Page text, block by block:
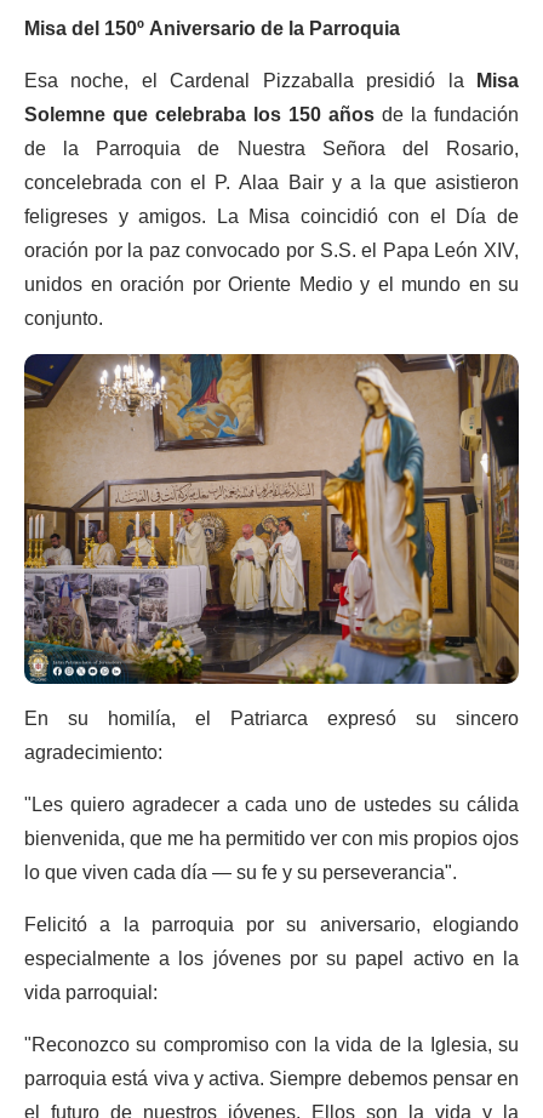
Misa del 150º Aniversario de la Parroquia
Esa noche, el Cardenal Pizzaballa presidió la Misa
Solemne que celebraba los 150 añosde la fundación
de la Parroquia de Nuestra Señora del Rosario,
concelebrada con el P. Alaa Bair y a la que asistieron
feligreses y amigos. La Misa coincidió con el Día de
oración por la paz convocado por S.S. el Papa León XIV,
unidos en oración por Oriente Medio y el mundo en su
conjunto.
En su homilía, el Patriarca expresó su sincero
agradecimiento:
"Les quiero agradecer a cada uno de ustedes su cálida
bienvenida, que me ha permitido ver con mis propios ojos
lo que viven cada día — su fe y su perseverancia".
Felicitó a la parroquia por su aniversario, elogiando
especialmente a los jóvenes por su papel activo en la
vida parroquial:
"Reconozco su compromiso con la vida de la Iglesia, su
parroquia está viva y activa. Siempre debemos pensar en